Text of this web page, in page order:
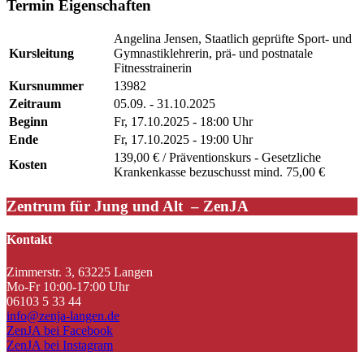
Termin Eigenschaften
Kursleitung
Angelina Jensen, Staatlich geprüfte Sport- und
Gymnastiklehrerin, prä- und postnatale
Fitnesstrainerin
Kursnummer
13982
Zeitraum
05.09. - 31.10.2025
Beginn
Fr, 17.10.2025 - 18:00 Uhr
Ende
Fr, 17.10.2025 - 19:00 Uhr
Kosten
139,00 € / Präventionskurs - Gesetzliche
Krankenkasse bezuschusst mind. 75,00 €
Zentrum für Jung und Alt – ZenJA
Kontakt
Zimmerstr. 3, 63225 Langen
Mo-Fr 10:00-17:00 Uhr
06103 5 33 44
info@zenja-langen.de
ZenJA bei Facebook
ZenJA bei Instagram